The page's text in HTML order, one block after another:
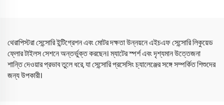
থেরাপিস্টরা সেন্সোরি ইন্টিগ্রেশন এবং মোটর দক্ষতা উন্নয়নে এইচএফ সেন্সোরি লিকুয়েড
ফ্লোর টাইলস সেশনে অন্তর্ভুক্ত করছেন। ম্যাটের স্পর্শ এবং দৃশ্যমান উত্তেজনা
শান্তি দেওয়ার প্রভাব তুলে ধরে, যা সেন্সোরি প্রসেসিং চ্যালেঞ্জের সঙ্গে সম্পর্কিত শিশুদের
জন্য উপকারী।